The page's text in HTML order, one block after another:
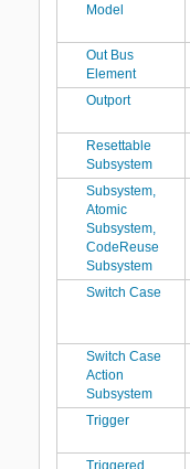
Model
Out Bus
Element
Outport
Resettable
Subsystem
Subsystem,
Atomic
Subsystem,
CodeReuse
Subsystem
Switch Case
Switch Case
Action
Subsystem
Trigger
Triggered